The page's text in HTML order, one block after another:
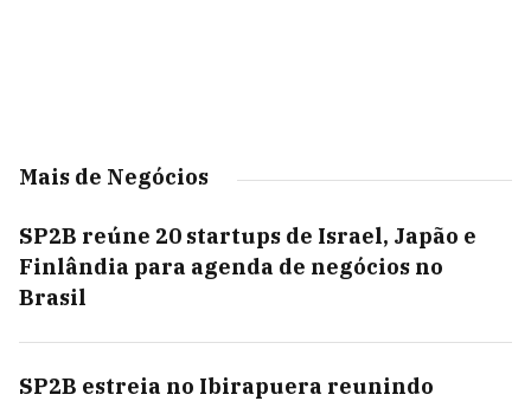
Mais de Negócios
SP2B reúne 20 startups de Israel, Japão e
Finlândia para agenda de negócios no
Brasil
SP2B estreia no Ibirapuera reunindo